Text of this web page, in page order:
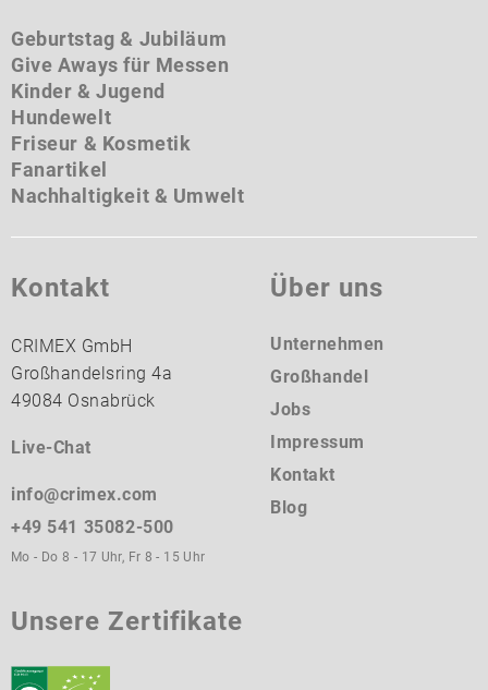
Geburtstag & Jubiläum
Give Aways für Messen
Kinder & Jugend
Hundewelt
Friseur & Kosmetik
Fanartikel
Nachhaltigkeit & Umwelt
Kontakt
CRIMEX GmbH
Großhandelsring 4a
49084 Osnabrück
Live-Chat
info@crimex.com
+49 541 35082-500
Mo - Do 8 - 17 Uhr, Fr 8 - 15 Uhr
Über uns
Unternehmen
Großhandel
Jobs
Impressum
Kontakt
Blog
Unsere Zertifikate